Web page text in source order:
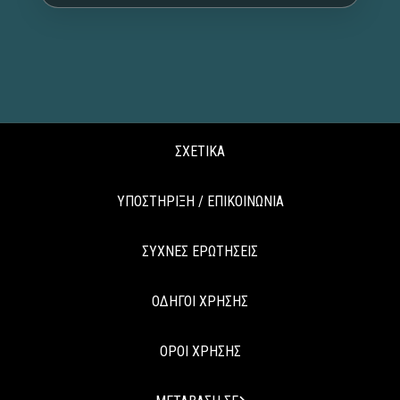
ΣΧΕΤΙΚΑ
ΥΠΟΣΤΗΡΙΞΗ / ΕΠΙΚΟΙΝΩΝΙΑ
ΣΥΧΝΕΣ ΕΡΩΤΗΣΕΙΣ
ΟΔΗΓΟΙ ΧΡΗΣΗΣ
ΟΡΟΙ ΧΡΗΣΗΣ